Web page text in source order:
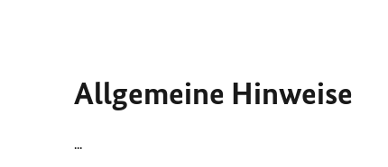
Allgemeine Hinweise
...